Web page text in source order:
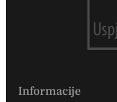
Informacije